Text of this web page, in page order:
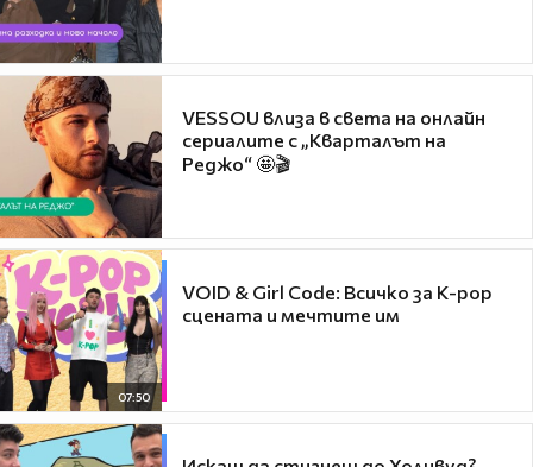
VESSOU влиза в света на онлайн
сериалите с „Кварталът на
Реджо“ 🤩🎬
07:50
VOID & Girl Code: Всичко за K-pop
сцената и мечтите им